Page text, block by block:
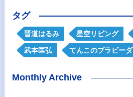
タグ
晋道はるみ 星空リビング
武本匡弘 てんこのプラビーダ
Monthly Archive